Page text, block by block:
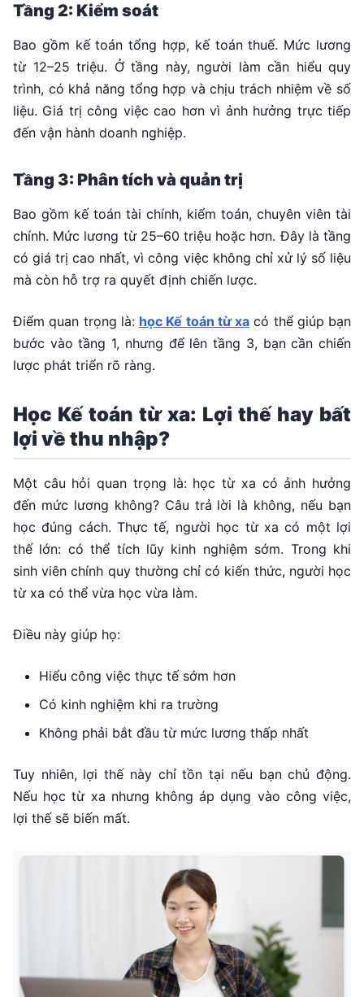
Tầng 2: Kiểm soát
Bao gồm kế toán tổng hợp, kế toán thuế. Mức lương
từ 12–25 triệu. Ở tầng này, người làm cần hiểu quy
trình, có khả năng tổng hợp và chịu trách nhiệm về số
liệu. Giá trị công việc cao hơn vì ảnh hưởng trực tiếp
đến vận hành doanh nghiệp.
Tầng 3: Phân tích và quản trị
Bao gồm kế toán tài chính, kiểm toán, chuyên viên tài
chính. Mức lương từ 25–60 triệu hoặc hơn. Đây là tầng
có giá trị cao nhất, vì công việc không chỉ xử lý số liệu
mà còn hỗ trợ ra quyết định chiến lược.
Điểm quan trọng là: học Kế toán từ xa có thể giúp bạn
bước vào tầng 1, nhưng để lên tầng 3, bạn cần chiến
lược phát triển rõ ràng.
Học Kế toán từ xa: Lợi thế hay bất
lợi về thu nhập?
Một câu hỏi quan trọng là: học từ xa có ảnh hưởng
đến mức lương không? Câu trả lời là không, nếu bạn
học đúng cách. Thực tế, người học từ xa có một lợi
thế lớn: có thể tích lũy kinh nghiệm sớm. Trong khi
sinh viên chính quy thường chỉ có kiến thức, người học
từ xa có thể vừa học vừa làm.
Điều này giúp họ:
Hiểu công việc thực tế sớm hơn
Có kinh nghiệm khi ra trường
Không phải bắt đầu từ mức lương thấp nhất
Tuy nhiên, lợi thế này chỉ tồn tại nếu bạn chủ động.
Nếu học từ xa nhưng không áp dụng vào công việc,
lợi thế sẽ biến mất.